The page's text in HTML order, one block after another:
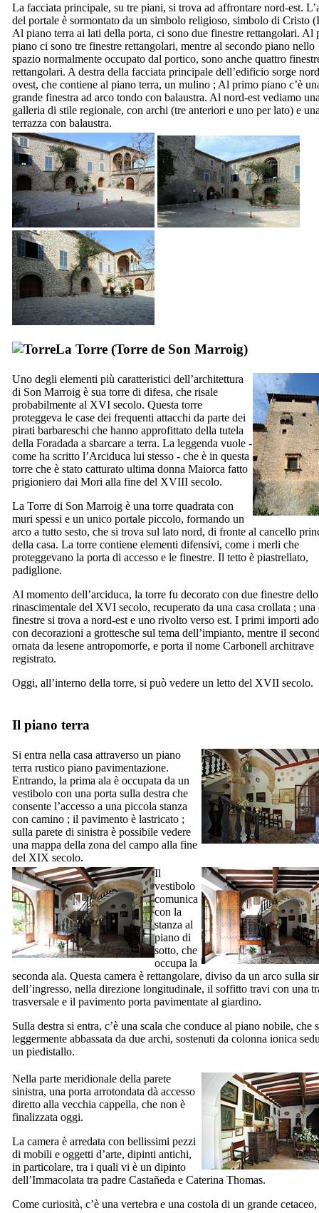
La facciata principale, su tre piani, si trova ad affrontare nord-est.
del portale è sormontato da un simbolo religioso, simbolo di Cristo
Al piano terra ai lati della porta, ci sono due finestre rettangolari. Al
piano ci sono tre finestre rettangolari, mentre al secondo piano nello
spazio normalmente occupato dal portico, sono anche quattro
rettangolari. A destra della facciata principale dell’edificio sorge
ovest, che contiene al piano terra, un mulino ; Al primo piano c’è
grande finestra ad arco tondo con balaustra. Al nord-est vediamo
galleria di stile regionale, con archi (tre anteriori e uno per lato) e
terrazza con balaustra.
La Torre (Torre de Son Marroig)
Uno degli elementi più caratteristici dell’architettura
di Son Marroig è sua torre di difesa, che risale
probabilmente al XVI secolo. Questa torre
proteggeva le case dei frequenti attacchi da parte dei
pirati barbareschi che hanno approfittato della tutela
della Foradada a sbarcare a terra. La leggenda vuole -
come ha scritto l’Arciduca lui stesso - che è in questa
torre che è stato catturato ultima donna Maiorca fatto
prigioniero dai Mori alla fine del XVIII secolo.
La Torre di Son Marroig è una torre quadrata con
muri spessi e un unico portale piccolo, formando un
arco a tutto sesto, che si trova sul lato nord, di fronte al cancello
della casa. La torre contiene elementi difensivi, come i merli che
proteggevano la porta di accesso e le finestre. Il tetto è piastrellato,
padiglione.
Al momento dell’arciduca, la torre fu decorato con due finestre
rinascimentale del XVI secolo, recuperato da una casa crollata ; una
finestre si trova a nord-est e uno rivolto verso est. I primi importi
con decorazioni a grottesche sul tema dell’impianto, mentre il
ornata da lesene antropomorfe, e porta il nome Carbonell architrave
registrato.
Oggi, all’interno della torre, si può vedere un letto del XVII secolo.
Il piano terra
Si entra nella casa attraverso un piano
terra rustico piano pavimentazione.
Entrando, la prima ala è occupata da un
vestibolo con una porta sulla destra che
consente l’accesso a una piccola stanza
con camino ; il pavimento è lastricato ;
sulla parete di sinistra è possibile vedere
una mappa della zona del campo alla fine
del XIX secolo.
Il
vestibolo
comunica
con la
stanza al
piano di
sotto, che
occupa la
seconda ala. Questa camera è rettangolare, diviso da un arco sulla
dell’ingresso, nella direzione longitudinale, il soffitto travi con una
trasversale e il pavimento porta pavimentate al giardino.
Sulla destra si entra, c’è una scala che conduce al piano nobile, che
leggermente abbassata da due archi, sostenuti da colonna ionica
un piedistallo.
Nella parte meridionale della parete
sinistra, una porta arrotondata dà accesso
diretto alla vecchia cappella, che non è
finalizzata oggi.
La camera è arredata con bellissimi pezzi
di mobili e oggetti d’arte, dipinti antichi,
in particolare, tra i quali vi è un dipinto
dell’Immacolata tra padre Castañeda e Caterina Thomas.
Come curiosità, c’è una vertebra e una costola di un grande cetaceo,